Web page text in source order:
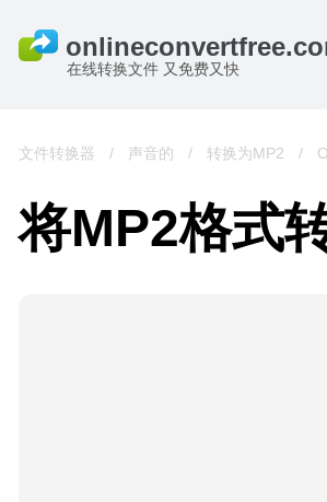
在线转换文件 又免费又快
文件转换器 / 声音的 / 转换为MP2 /
将MP2格式